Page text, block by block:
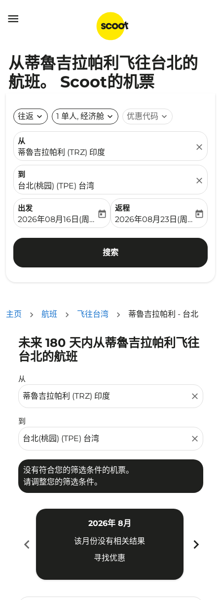

从蒂魯吉拉帕利飞往台北的
航班。 Scoot的机票
往返 expand_more 1 单人, 经济舱 expand_more 优惠代码 expand_more
从
蒂魯吉拉帕利 (TRZ) 印度
close
到
台北(桃园) (TPE) 台湾
close
出发
fc-booking-departure-date-aria-label
2026年08月16日(周日)
today
返程
fc-booking-return-date-
2026年08月23日(周日)
today
搜索
主页 航班 飞往台湾 蒂魯吉拉帕利 - 台北
未来 180 天内从蒂魯吉拉帕利飞往
台北的航班
从
close
到
close
没有符合您的筛选条件的机票。
请调整您的筛选条件。
没有符合您的筛选条件的机票。请调整您的筛选条件。
chevron_left
2026年 8月
该月份没有相关结果
寻找优惠
chevron_right